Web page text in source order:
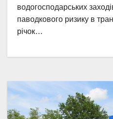
водогосподарських
паводкового ризику в
річок…